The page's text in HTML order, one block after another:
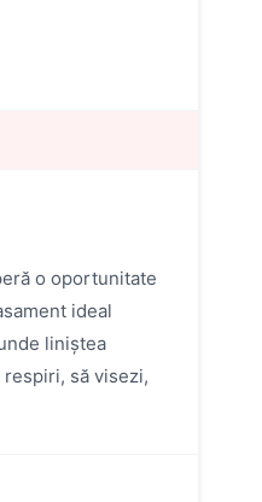
o oportunitate
ideal
liniștea
să visezi,